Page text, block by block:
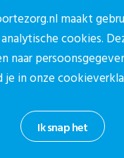
Cookieverklaring
Disclaimer
Ik snap het
maakt
cookies.
naar
in onze